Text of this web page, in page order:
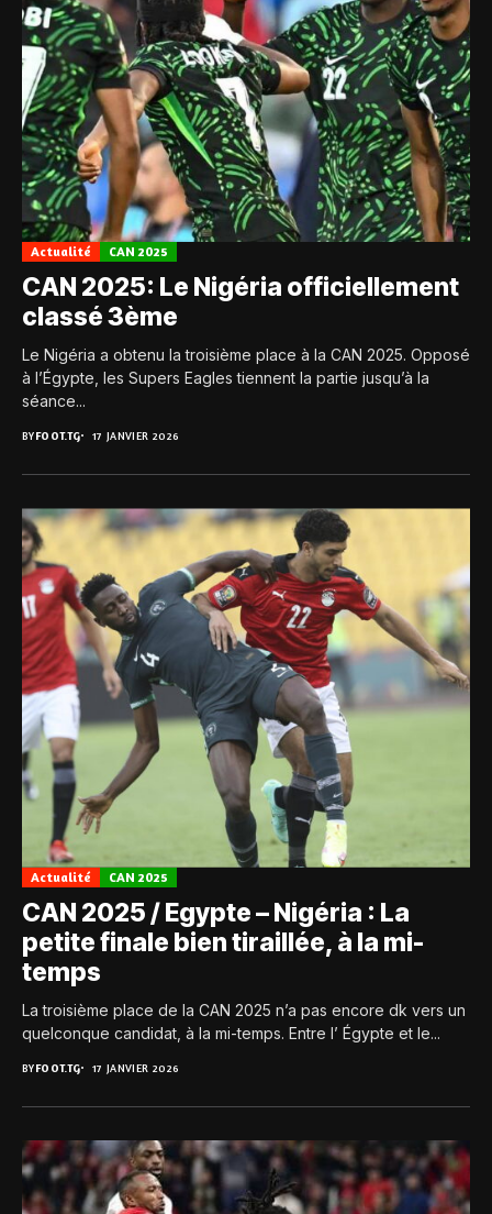
Actualité CAN 2025
CAN 2025: Le Nigéria officiellement
classé 3ème
Le Nigéria a obtenu la troisième place à la CAN 2025. Opposé
à l’Égypte, les Supers Eagles tiennent la partie jusqu’à la
séance...
BYFOOT.TG 17 JANVIER 2026
Actualité CAN 2025
CAN 2025 / Egypte – Nigéria : La
petite finale bien tiraillée, à la mi-
temps
La troisième place de la CAN 2025 n’a pas encore dk vers un
quelconque candidat, à la mi-temps. Entre l’ Égypte et le...
BYFOOT.TG 17 JANVIER 2026